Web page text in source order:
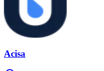
Acisa